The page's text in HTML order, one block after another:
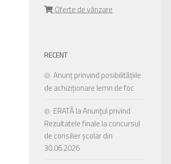
Oferte de vânzare
RECENT
Anunț prinvind posibilitățiile
de achiziționare lemn de foc
ERATĂ la Anunțul privind
Rezultatele finale la concursul
de consilier școlar din
30.06.2026